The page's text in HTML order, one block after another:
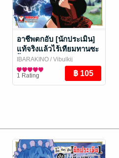
อาชีพตกอับ [นักประเมิน]
แท้จริงแล้วไร้เทียมทานซะ
งั้น ~ได้รับ [เนตรเทวะ] อัน
สุดยอดมาซะอย่างนั้น~
เล่ม 8
IBARAKINO / Vibulkij
Publishing
การ์ตูนทั่วไป
1 Rating